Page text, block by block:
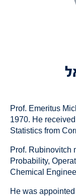
Prof. Emeritus
1970. He
Statistics from
Prof. Rubinovitch
Probability,
Chemical
He was